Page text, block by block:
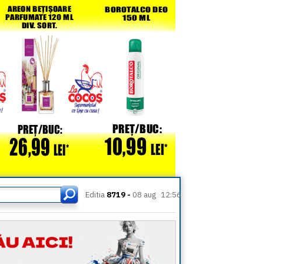
Editia 8719 - 08 aug 12:56